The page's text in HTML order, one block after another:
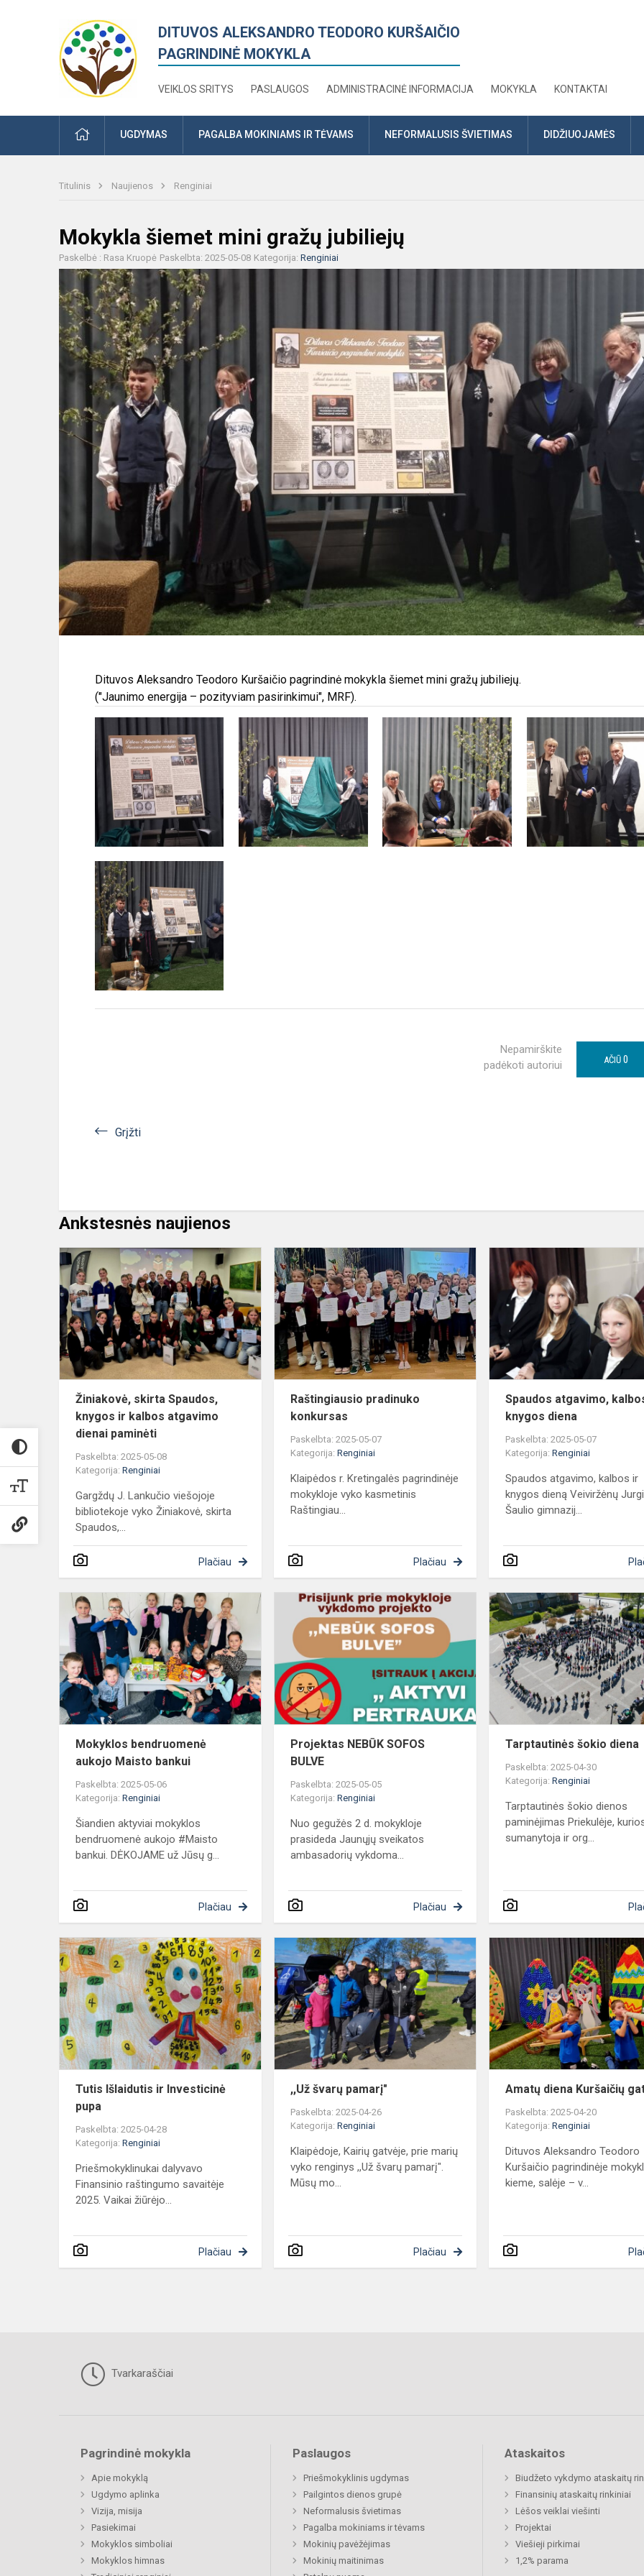
DITUVOS ALEKSANDRO TEODORO KURŠAIČIO
PAGRINDINĖ MOKYKLA
VEIKLOS SRITYS PASLAUGOS ADMINISTRACINĖ INFORMACIJA MOKYKLA KONTAKTAI
PRADŽIAUGDYMAS PAGALBA MOKINIAMS IR TĖVAMS NEFORMALUSIS ŠVIETIMAS DIDŽIUOJAMĖS
Titulinis Naujienos Renginiai
Mokykla šiemet mini gražų jubiliejų
Paskelbė : Rasa Kruopė Paskelbta: 2025-05-08 Kategorija: Renginiai
Dituvos Aleksandro Teodoro Kuršaičio pagrindinė mokykla šiemet mini gražų jubiliejų.
("Jaunimo energija – pozityviam pasirinkimui", MRF).
Nepamirškite
padėkoti autoriui
AČIŪ 0
Grįžti
Ankstesnės naujienos
Žiniakovė,
skirta
Spaudos,
knygos
ir
kalbos
atgavimo
dienai...
Žiniakovė, skirta Spaudos,
knygos ir kalbos atgavimo
dienai paminėti
Paskelbta: 2025-05-08
Kategorija: Renginiai
Gargždų J. Lankučio viešojoje
bibliotekoje vyko Žiniakovė, skirta
Spaudos,...
Plačiau
Raštingiausio
pradinuko
konkursas
Raštingiausio pradinuko
konkursas
Paskelbta: 2025-05-07
Kategorija:Renginiai
Klaipėdos r. Kretingalės pagrindinėje
mokykloje vyko kasmetinis
Raštingiau...
Plačiau
Spaudos atgavimo,
knygos diena
Paskelbta: 2025-05-07
Kategorija:Renginiai
Spaudos atgavimo, kalbos ir
knygos dieną Veiviržėnų
Šaulio gimnazij...
Mokyklos
bendruomenė
aukojo
Maisto
bankui
Mokyklos bendruomenė
aukojo Maisto bankui
Paskelbta: 2025-05-06
Kategorija: Renginiai
Šiandien aktyviai mokyklos
bendruomenė aukojo #Maisto
bankui. DĖKOJAME už Jūsų g...
Plačiau
Projektas
NEBŪK
SOFOS
BULVE
Projektas NEBŪK SOFOS
BULVE
Paskelbta: 2025-05-05
Kategorija:Renginiai
Nuo gegužės 2 d. mokykloje
prasideda Jaunųjų sveikatos
ambasadorių vykdoma...
Plačiau
Tarptautinės šokio diena
Paskelbta: 2025-04-30
Kategorija:Renginiai
Tarptautinės šokio dienos
paminėjimas Priekulėje,
sumanytoja ir org...
Tutis
Išlaidutis
ir
Investicinė
pupa
Tutis Išlaidutis ir Investicinė
pupa
Paskelbta: 2025-04-28
Kategorija: Renginiai
Priešmokyklinukai dalyvavo
Finansinio raštingumo savaitėje
2025. Vaikai žiūrėjo...
Plačiau
,,Už
švarų
pamarį"
,,Už švarų pamarį"
Paskelbta: 2025-04-26
Kategorija:Renginiai
Klaipėdoje, Kairių gatvėje, prie marių
vyko renginys ,,Už švarų pamarį".
Mūsų mo...
Plačiau
Amatų diena Kuršaičių
Paskelbta: 2025-04-20
Kategorija:Renginiai
Dituvos Aleksandro Teodoro
Kuršaičio pagrindinėje
kieme, salėje – v...
Tvarkaraščiai
Pagrindinė mokykla
Apie mokyklą
Ugdymo aplinka
Vizija, misija
Pasiekimai
Mokyklos simboliai
Mokyklos himnas
Paslaugos
Priešmokyklinis ugdymas
Pailgintos dienos grupė
Neformalusis švietimas
Pagalba mokiniams ir tėvams
Mokinių pavėžėjimas
Mokinių maitinimas
Ataskaitos
Biudžeto vykdymo ataskaitų
Finansinių ataskaitų rinkiniai
Lėšos veiklai viešinti
Projektai
Viešieji pirkimai
1,2% parama